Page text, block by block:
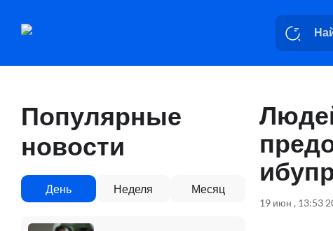
Популярные
новости
День Неделя Месяц
19 июн , 13:53